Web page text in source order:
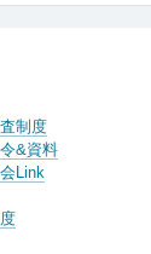
制度
&資料
Link